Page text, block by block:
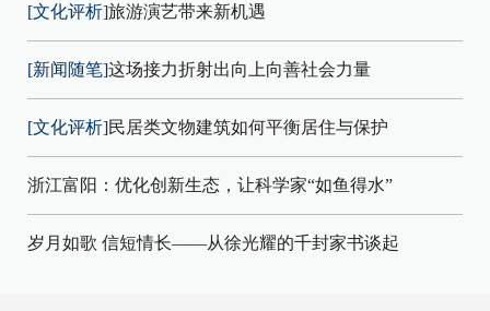
[文化评析]旅游演艺带来新机遇
[新闻随笔]这场接力折射出向上向善社会力量
[文化评析]民居类文物建筑如何平衡居住与保护
浙江富阳：优化创新生态，让科学家“如鱼得水”
岁月如歌 信短情长——从徐光耀的千封家书谈起